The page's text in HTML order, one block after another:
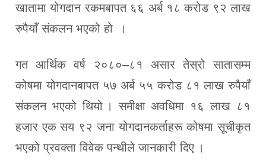
खातामा योगदान रकमबापत ६६ अर्ब १८ करोड ९२ लाख
रुपैयाँ संकलन भएको हो ।
गत आर्थिक वर्ष २०८०–८१ असार तेस्रो सातासम्म
कोषमा योगदानबापत ५७ अर्ब ५५ करोड ८१ लाख रुपैयाँ
संकलन भएको थियो । समीक्षा अवधिमा १६ लाख ८१
हजार एक सय ९२ जना योगदानकर्ताहरू कोषमा सूचीकृत
भएको प्रवक्ता विवेक पन्थीले जानकारी दिए ।